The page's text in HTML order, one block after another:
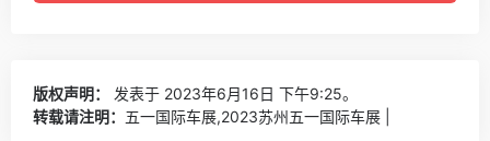
版权声明：
发表于 2023年6月16日 下午9:25。
转载请注明： 五一国际车展,2023苏州五一国际车展 |